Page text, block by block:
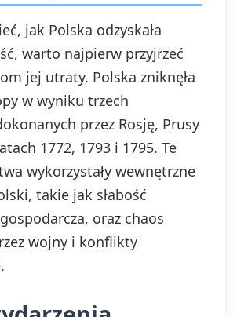
jak Polska odzyskała
warto najpierw przyjrzeć
jej utraty. Polska zniknęła
w wyniku trzech
przez Rosję, Prusy
1772, 1793 i 1795. Te
wykorzystały wewnętrzne
takie jak słabość
oraz chaos
wojny i konflikty